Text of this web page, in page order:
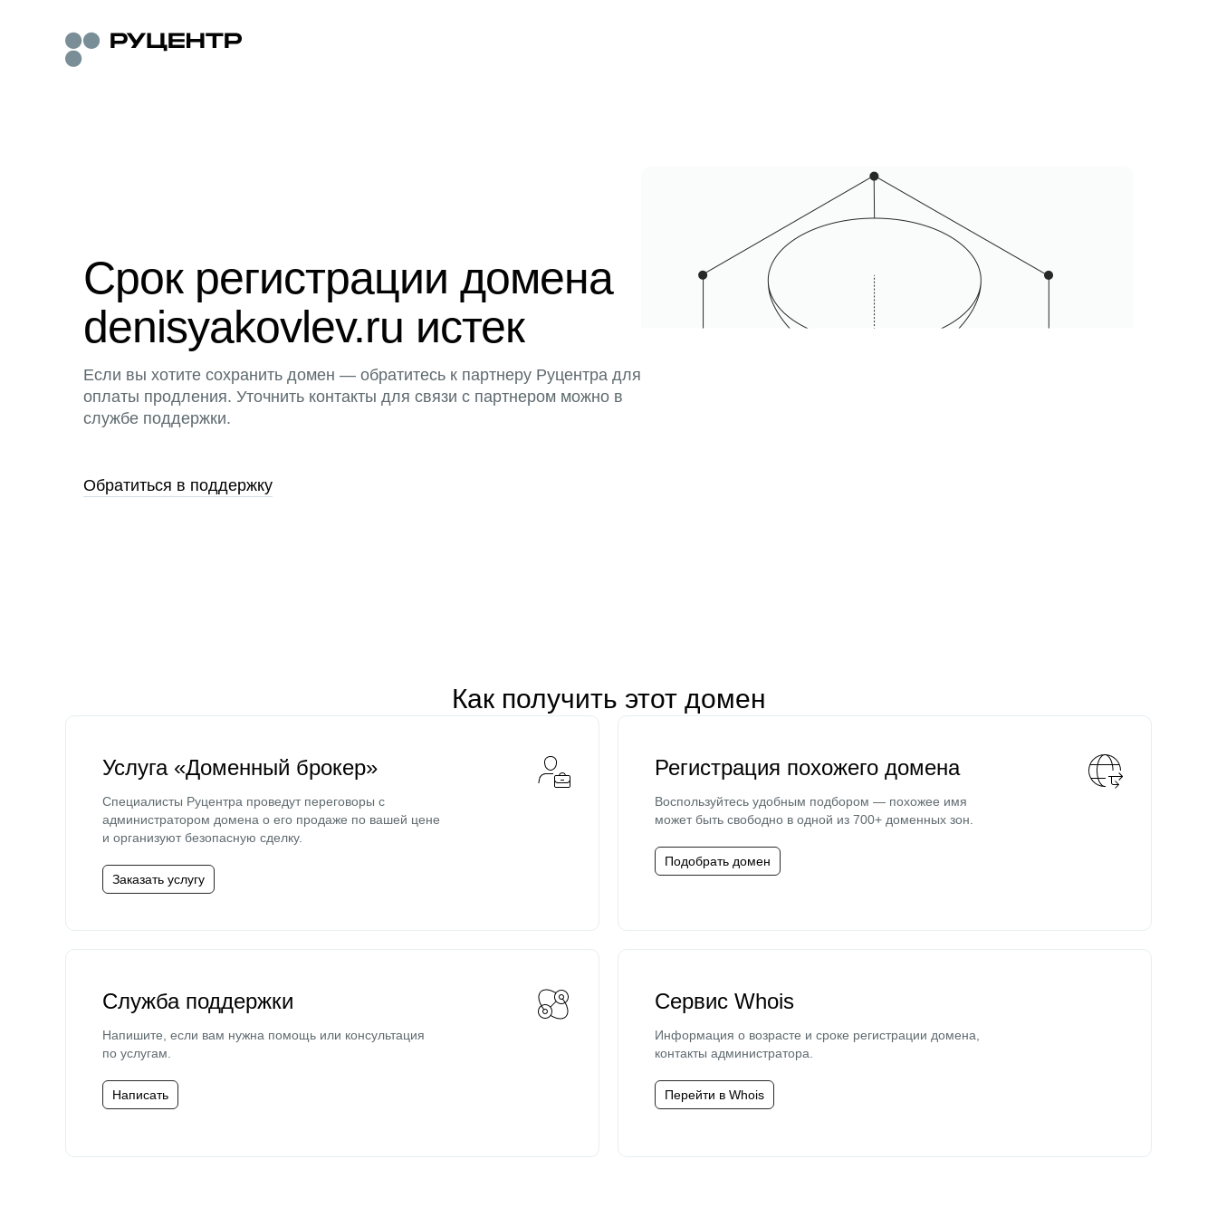
Срок регистрации домена
denisyakovlev.ru истек
Если вы хотите сохранить домен — обратитесь к партнеру Руцентра для
оплаты продления. Уточнить контакты для связи с партнером можно в
службе поддержки.
Обратиться в поддержку
Как получить этот домен
Услуга «Доменный брокер»
Специалисты Руцентра проведут переговоры с
администратором домена о его продаже по вашей цене
и организуют безопасную сделку.
Заказать услугу
Регистрация похожего домена
Воспользуйтесь удобным подбором — похожее имя
может быть свободно в одной из 700+ доменных зон.
Подобрать домен
Служба поддержки
Напишите, если вам нужна помощь или консультация
по услугам.
Написать
Сервис Whois
Информация о возрасте и сроке регистрации домена,
контакты администратора.
Перейти в Whois